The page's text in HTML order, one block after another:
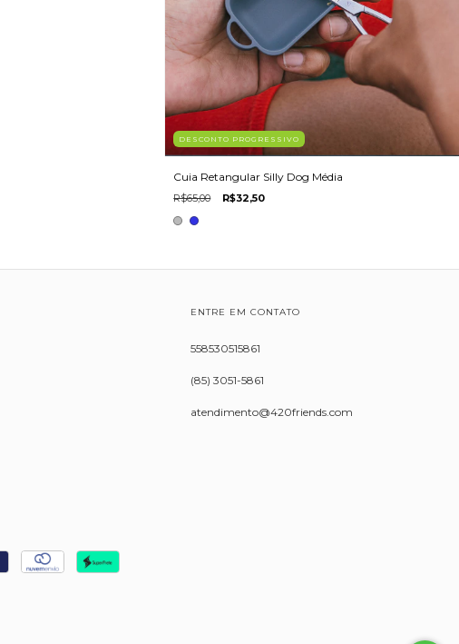
DESCONTO PROGRESSIVO
Cuia Retangular Silly Dog Média
R$65,00 R$32,50
ENTRE EM CONTATO
558530515861
(85) 3051-5861
atendimento@420friends.com